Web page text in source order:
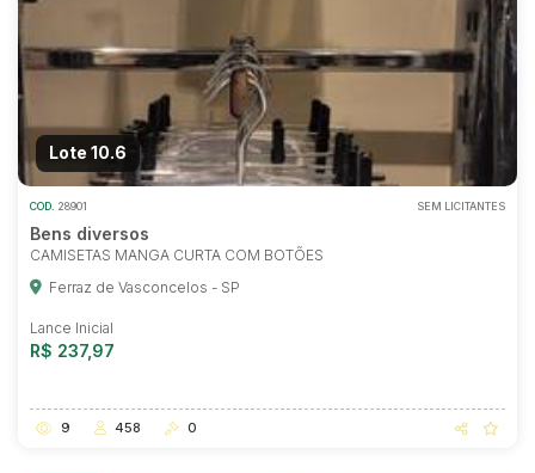
Lote 10.6
COD. 28901 SEM LICITANTES
Bens diversos
CAMISETAS MANGA CURTA COM BOTÕES
Ferraz de Vasconcelos - SP
Lance Inicial
R$ 237,97
9 458 0